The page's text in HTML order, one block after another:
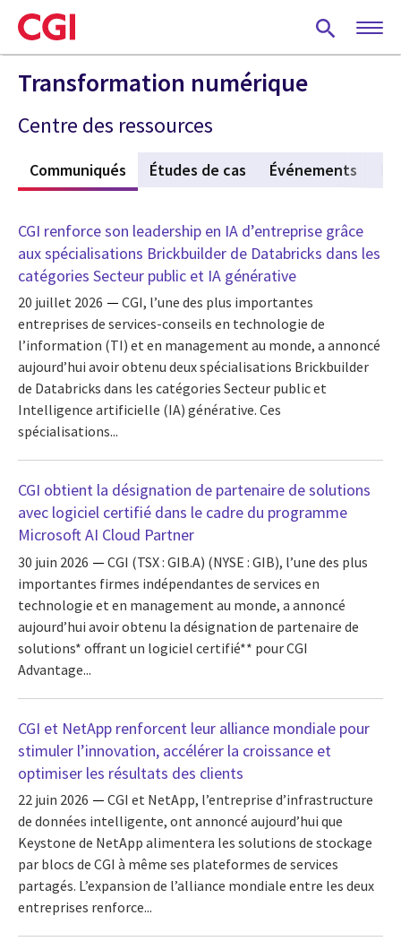
Skip
to
main
content
Transformation numérique
Centre des ressources
Communiqués (active tab)
Études de cas Événements
CGI renforce son leadership en IA d’entreprise grâce
aux spécialisations Brickbuilder de Databricks dans les
catégories Secteur public et IA générative
20 juillet 2026
CGI, l’une des plus importantes
entreprises de services-conseils en technologie de
l’information (TI) et en management au monde, a annoncé
aujourd’hui avoir obtenu deux spécialisations Brickbuilder
de Databricks dans les catégories Secteur public et
Intelligence artificielle (IA) générative. Ces
spécialisations...
CGI obtient la désignation de partenaire de solutions
avec logiciel certifié dans le cadre du programme
Microsoft AI Cloud Partner
30 juin 2026
CGI (TSX : GIB.A) (NYSE : GIB), l’une des plus
importantes firmes indépendantes de services en
technologie et en management au monde, a annoncé
aujourd’hui avoir obtenu la désignation de partenaire de
solutions* offrant un logiciel certifié** pour CGI
Advantage...
CGI et NetApp renforcent leur alliance mondiale pour
stimuler l’innovation, accélérer la croissance et
optimiser les résultats des clients
22 juin 2026
CGI et NetApp, l’entreprise d’infrastructure
de données intelligente, ont annoncé aujourd’hui que
Keystone de NetApp alimentera les solutions de stockage
par blocs de CGI à même ses plateformes de services
partagés. L’expansion de l’alliance mondiale entre les deux
entreprises renforce...